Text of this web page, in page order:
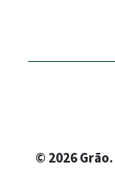
© 2026 Grão.